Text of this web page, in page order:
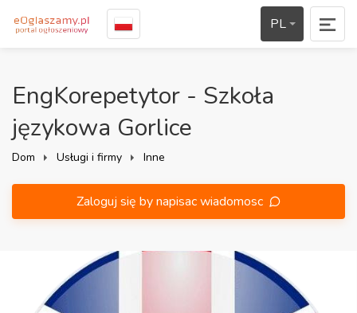
PL
EngKorepetytor - Szkoła
językowa Gorlice
Dom Usługi i firmy Inne
Zaloguj się by napisac wiadomosc